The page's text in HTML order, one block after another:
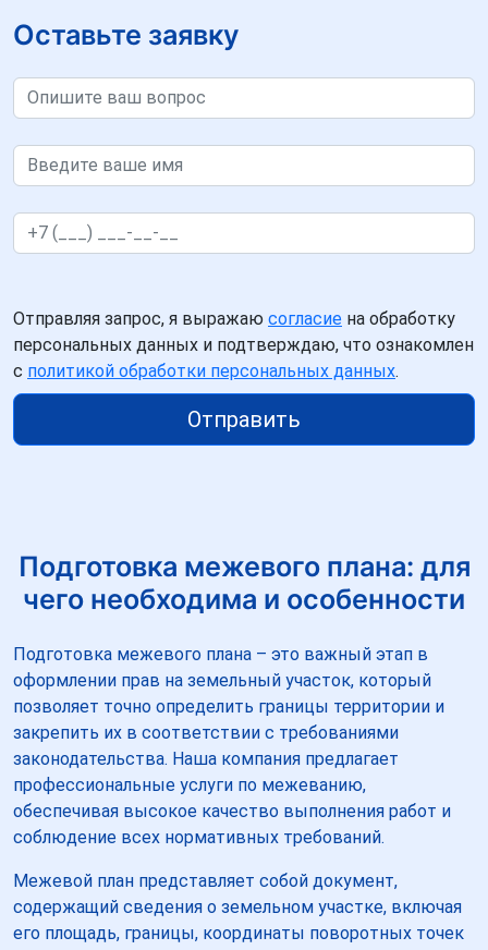
Оставьте заявку
Отправляя запрос, я выражаю согласие на обработку
персональных данных и подтверждаю, что ознакомлен
с политикой обработки персональных данных.
Отправить
Подготовка межевого плана: для
чего необходима и особенности
Подготовка межевого плана – это важный этап в
оформлении прав на земельный участок, который
позволяет точно определить границы территории и
закрепить их в соответствии с требованиями
законодательства. Наша компания предлагает
профессиональные услуги по межеванию,
обеспечивая высокое качество выполнения работ и
соблюдение всех нормативных требований.
Межевой план представляет собой документ,
содержащий сведения о земельном участке, включая
его площадь, границы, координаты поворотных точек